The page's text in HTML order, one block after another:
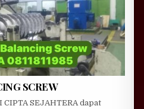
SCREW
CIPTA SEJAHTERA dapat